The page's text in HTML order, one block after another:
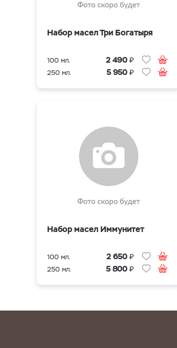
Набор масел Три Богатыря
100 мл. 2 490 ₽
250 мл. 5 950 ₽
Набор масел Иммунитет
100 мл. 2 650 ₽
250 мл. 5 800 ₽